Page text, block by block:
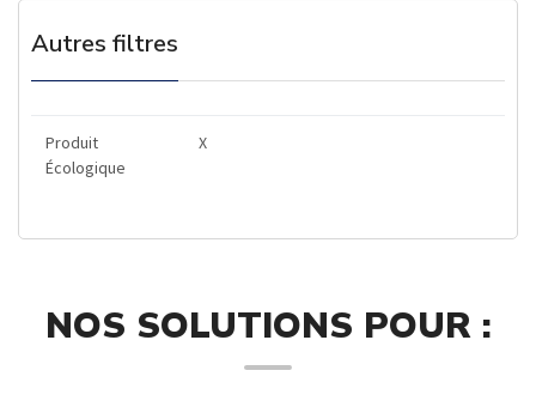
Autres filtres
Produit
Écologique
X
NOS SOLUTIONS POUR :